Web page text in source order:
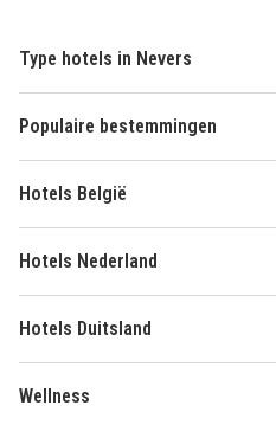
Type hotels in Nevers
Populaire bestemmingen
Hotels België
Hotels Nederland
Hotels Duitsland
Wellness